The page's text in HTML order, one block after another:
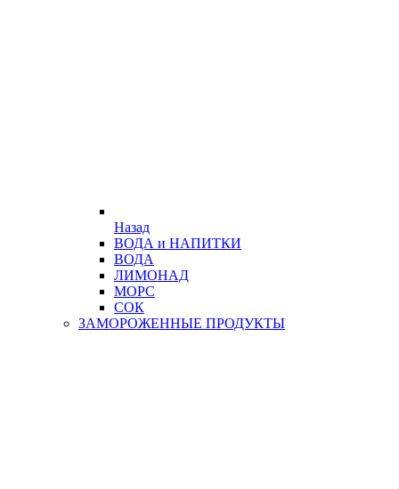
Назад
ВОДА и НАПИТКИ
ВОДА
ЛИМОНАД
МОРС
СОК
ЗАМОРОЖЕННЫЕ ПРОДУКТЫ